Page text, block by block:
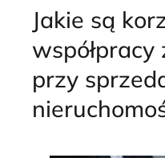
Jakie są
przy